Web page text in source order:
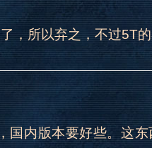
，所以弃之，不过5T
国内版本要好些。这